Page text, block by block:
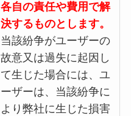
各自の責任や費用で解
決するものとします。
当該紛争がユーザーの
故意又は過失に起因し
て生じた場合には、ユ
ーザーは、当該紛争に
より弊社に生じた損害